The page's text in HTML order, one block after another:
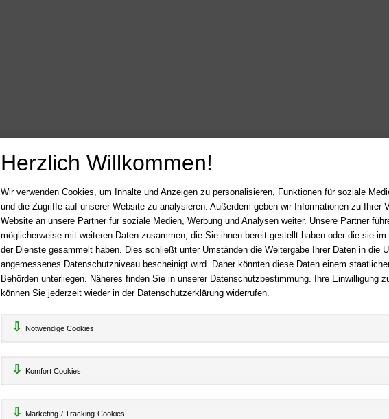
Herzlich Willkommen!
Wir verwenden Cookies, um Inhalte und Anzeigen zu personalisieren, Funktionen für soziale
und die Zugriffe auf unserer Website zu analysieren. Außerdem geben wir Informationen zu Ihrer
Website an unsere Partner für soziale Medien, Werbung und Analysen weiter. Unsere Partner
möglicherweise mit weiteren Daten zusammen, die Sie ihnen bereit gestellt haben oder die sie
der Dienste gesammelt haben. Dies schließt unter Umständen die Weitergabe Ihrer Daten in die
angemessenes Datenschutzniveau bescheinigt wird. Daher könnten diese Daten einem
Behörden unterliegen. Näheres finden Sie in unserer Datenschutzbestimmung. Ihre Einwilligung
können Sie jederzeit wieder in der Datenschutzerklärung widerrufen.
Notwendige Cookies
Komfort Cookies
Marketing-/ Tracking-Cookies